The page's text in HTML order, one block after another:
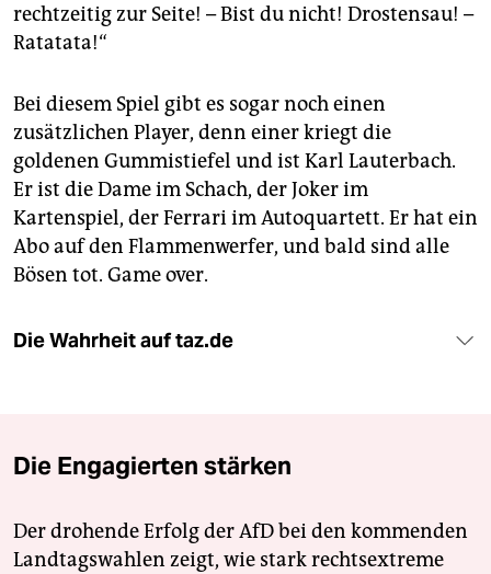
rechtzeitig zur Seite! – Bist du nicht! Drostensau! –
Ratatata!“
Bei diesem Spiel gibt es sogar noch einen
zusätzlichen Player, denn einer kriegt die
goldenen Gummistiefel und ist Karl Lauterbach.
Er ist die Dame im Schach, der Joker im
Kartenspiel, der Ferrari im Autoquartett. Er hat ein
Abo auf den Flammenwerfer, und bald sind alle
Bösen tot. Game over.
Die Wahrheit auf taz.de
Die Engagierten stärken
Der drohende Erfolg der AfD bei den kommenden
Landtagswahlen zeigt, wie stark rechtsextreme